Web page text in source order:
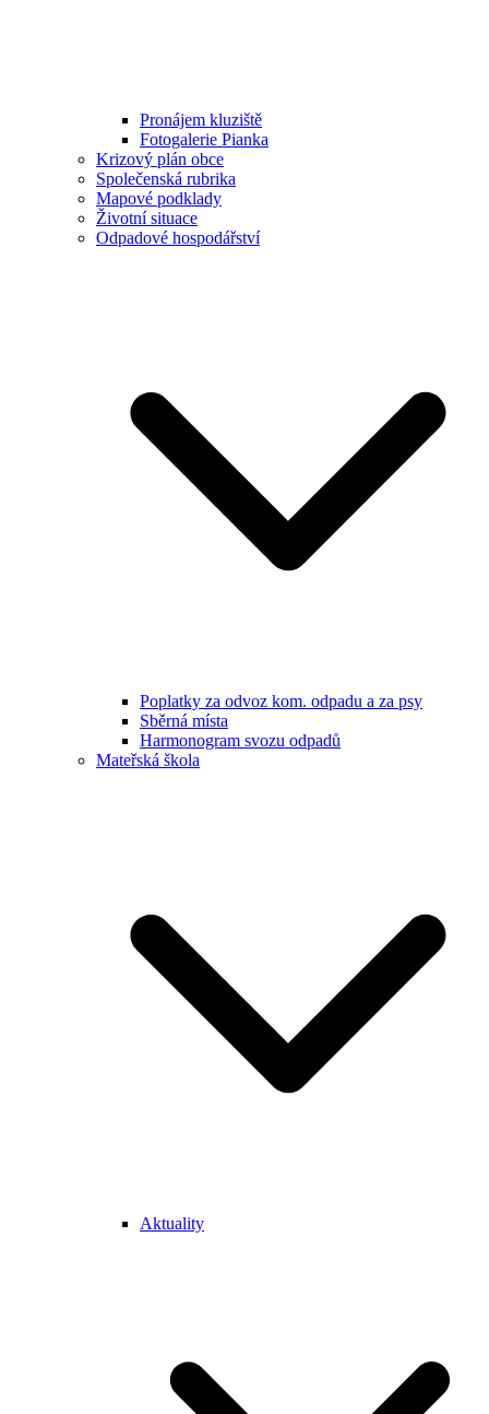
Pronájem kluziště
Fotogalerie Pianka
Krizový plán obce
Společenská rubrika
Mapové podklady
Životní situace
Odpadové hospodářství
Poplatky za odvoz kom. odpadu a za psy
Sběrná místa
Harmonogram svozu odpadů
Mateřská škola
Aktuality